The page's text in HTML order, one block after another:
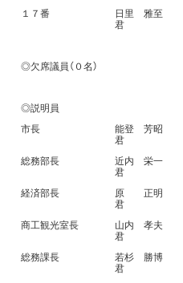
１７番
日里 雅至
君
◎欠席議員（０名）
◎説明員
市長
能登 芳昭
君
総務部長
近内 栄一
君
経済部長
原 正明
君
商工観光室長
山内 孝夫
君
総務課長
若杉 勝博
君